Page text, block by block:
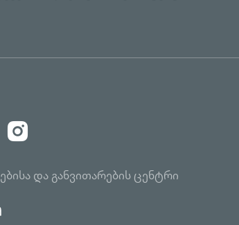
და განვითარების ცენტრი